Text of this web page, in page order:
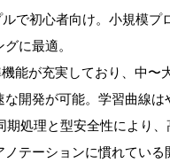
ルで初心者向け。小規模プ
に最適。
能が充実しており、中〜
開発が可能。学習曲線は
期処理と型安全性により
ノテーションに慣れている